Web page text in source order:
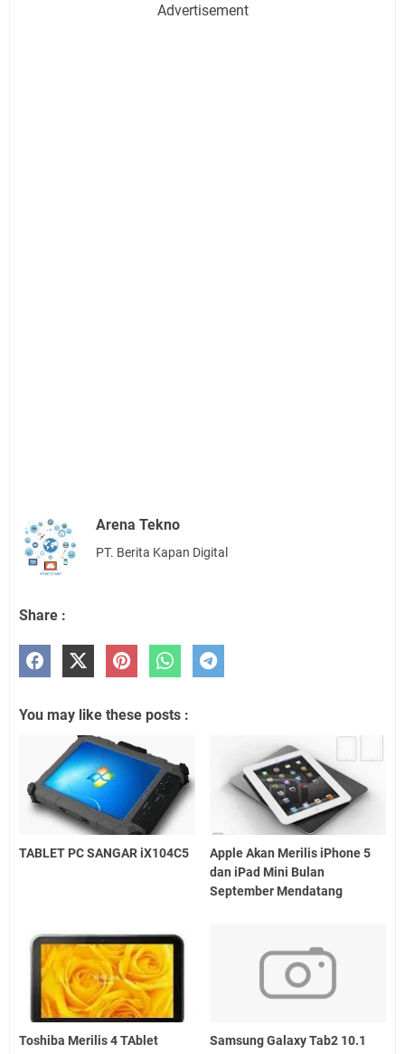
Advertisement
Arena Tekno
PT. Berita Kapan Digital
Share :
You may like these posts :
TABLET PC SANGAR iX104C5
Apple Akan Merilis iPhone 5
dan iPad Mini Bulan
September Mendatang
Toshiba Merilis 4 TAblet
Samsung Galaxy Tab2 10.1